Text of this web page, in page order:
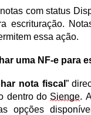
com status
escrituração.
essa ação.
uma NF-e para
nota fiscal ”
dentro do Sienge.
opções